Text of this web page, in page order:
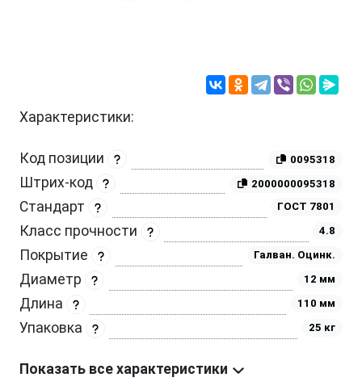
Характеристики:
Код позиции 0095318
Штрих-код 2000000095318
Стандарт ГОСТ 7801
Класс прочности 4.8
Покрытие Галван. Оцинк.
Диаметр 12 мм
Длина 110 мм
Упаковка 25 кг
Показать все характеристики